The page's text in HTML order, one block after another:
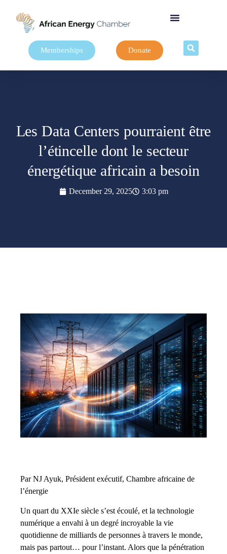
Memberships Donate
Les Data Centers pourraient être
l’étincelle dont le secteur
énergétique africain a besoin
December 29, 2025 3:03 pm
Par NJ Ayuk, Président exécutif, Chambre africaine de
l’énergie
Un quart du XXIe siècle s’est écoulé, et la technologie
numérique a envahi à un degré incroyable la vie
quotidienne de milliards de personnes à travers le monde,
mais pas partout… pour l’instant. Alors que la pénétration